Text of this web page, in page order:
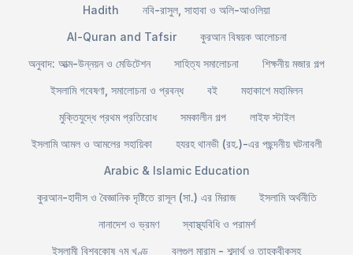
Hadith
নবি-রাসুল, সাহাবা ও অলি-আওলিয়া
Al-Quran and Tafsir
কুরআন বিষয়ক আলোচনা
অনুবাদ: আত্ম-উন্নয়ন ও মেডিটেশন
সাহিত্য সমালোচনা
শিক্ষনীয় মজার গল্প
ইসলামি গবেষণা, সমালোচনা ও প্রবন্ধ
বই
মহাকাশে মহামিলন
মুক্তিযুদ্ধে প্রথম প্রতিরোধ
সমকালীন গল্প
লাইফ স্টাইল
ইসলামি আমল ও আমলের সহায়িকা
হযরহ থানভী (রহ.)-এর পছন্দনীয় ঘটনাবলী
Arabic & Islamic Education
কুরআন-হাদীস ও বৈজ্ঞানিক দৃষ্টিতে রাসূল (সা.) এর মিরাজ
ইসলামি অর্থনীতি
নানাদেশ ও ভ্রমণ
স্বাস্থ্যবিধি ও পরামর্শ
ইসলামী বিশ্বকোষ ৭ম খণ্ড
বুলূগুল মারাম - শব্দার্থ ও তাহক্বীকসহ